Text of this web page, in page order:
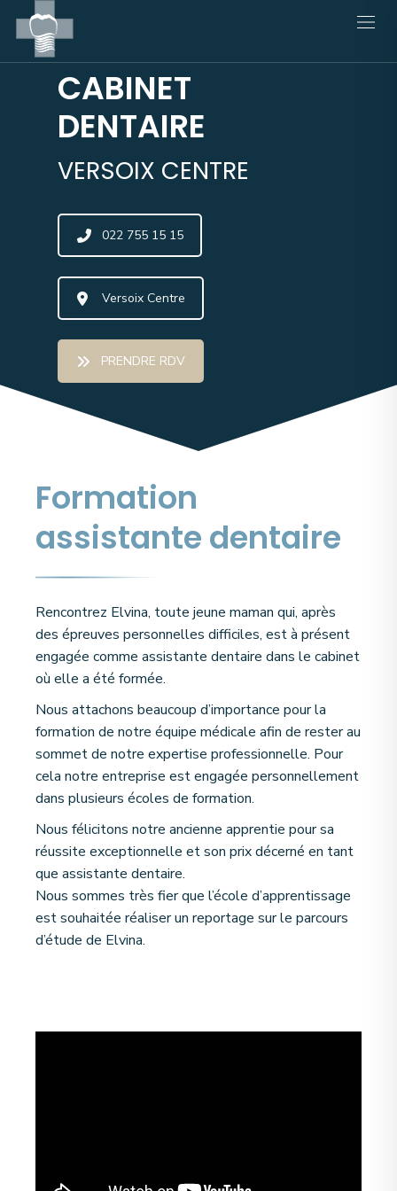
CABINET
DENTAIRE
VERSOIX CENTRE
022 755 15 15
Versoix Centre
PRENDRE RDV
Formation
assistante dentaire
Rencontrez Elvina, toute jeune maman qui, après
des épreuves personnelles difficiles, est à présent
engagée comme assistante dentaire dans le cabinet
où elle a été formée.
Nous attachons beaucoup d’importance pour la
formation de notre équipe médicale afin de rester au
sommet de notre expertise professionnelle. Pour
cela notre entreprise est engagée personnellement
dans plusieurs écoles de formation.
Nous félicitons notre ancienne apprentie pour sa
réussite exceptionnelle et son prix décerné en tant
que assistante dentaire.
Nous sommes très fier que l’école d’apprentissage
est souhaitée réaliser un reportage sur le parcours
d’étude de Elvina.